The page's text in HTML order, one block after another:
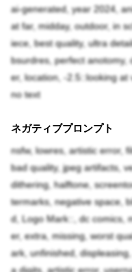
ai-generated, year 2024,
at far, midday, outdoor, in
iece, best quality, ultra
bsurdres, perfect anotomy,
er, location, -2.5::looking at
no text
ネガティブプロンプト
nsfw, lowres, artistic error,
bad quality, jpeg artifacts,
dithering, halftone,
termarks, negative space,
d, Logo Mark::, dc comics,
er, extra, missing, worst
ark, unfinished,